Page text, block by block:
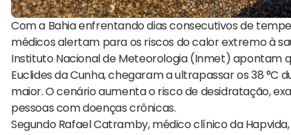
Com a Bahia enfrentando dias consecutivos de
médicos alertam para os riscos do calor extremo à
Instituto Nacional de Meteorologia (Inmet) apontam
Euclides da Cunha, chegaram a ultrapassar os 38
maior. O cenário aumenta o risco de desidratação,
pessoas com doenças crônicas.
Segundo Rafael Catramby, médico clínico da